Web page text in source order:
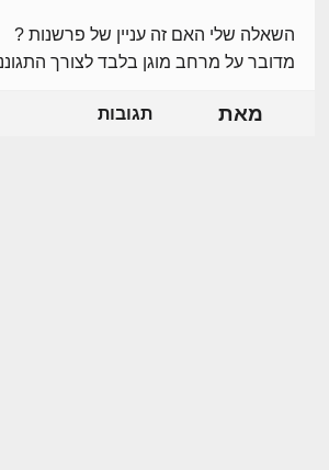
השאלה שלי האם זה עניין של פרשנות ?
מדובר על מרחב מוגן בלבד לצורך
מאת תגובות